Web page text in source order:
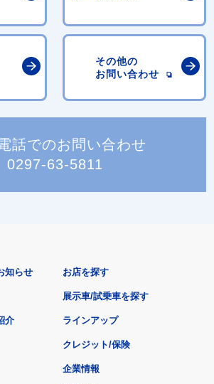
その他の
お問い合わせ
話でのお問い合わせ
0297-63-5811
知らせ
介
お店を探す
展示車/試乗車を探す
ラインアップ
クレジット/保険
企業情報